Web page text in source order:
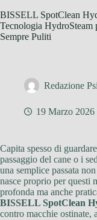
BISSELL SpotClean
Tecnologia
Sempre Puliti
Redazione
19 Marzo 2026
Capita spesso di
passaggio del cane o i
una semplice passata
nasce proprio per questi
profonda ma anche
BISSELL SpotClean
contro macchie ostinate,